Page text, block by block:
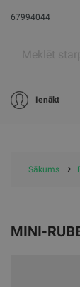
67994044
Ienākt
Sākums
MINI-